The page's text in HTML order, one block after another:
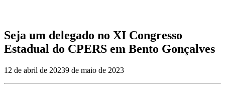
Seja um delegado no XI Congresso
Estadual do CPERS em Bento Gonçalves
12 de abril de 20239 de maio de 2023